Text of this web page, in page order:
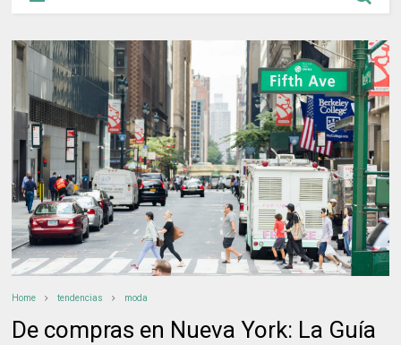
Home tendencias moda
De compras en Nueva York: La Guía